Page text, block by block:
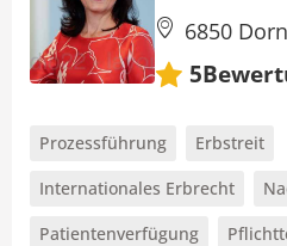
6850
5
Prozessführung
Erbstreit
Internationales Erbrecht
Patientenverfügung